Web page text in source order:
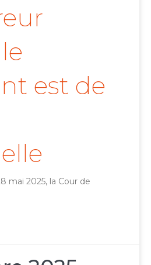
est de
mai 2025, la Cour de